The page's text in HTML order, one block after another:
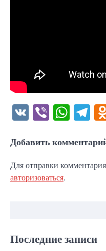
VK Viber
Добавить
Для отправки
авторизоваться.
Последние записи